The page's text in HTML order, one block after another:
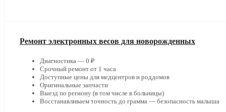
Ремонт электронных весов для новорожденных
Диагностика — 0 ₽
Срочный ремонт от 1 часа
Доступные цены для медцентров и роддомов
Оригинальные запчасти
Выезд по региону (в том числе в больницы)
Восстанавливаем точность до грамма — безопасность малыша